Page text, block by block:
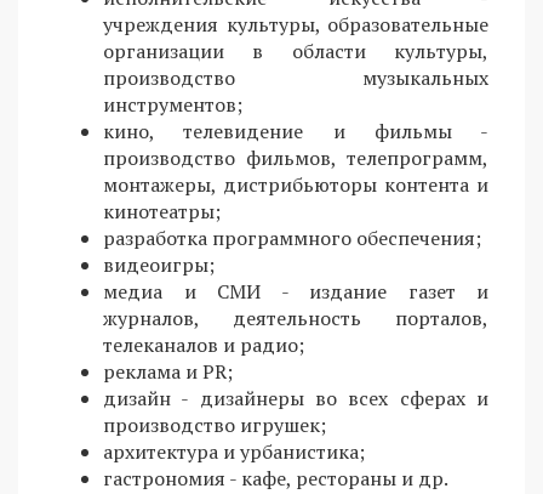
учреждения культуры, образовательные
организации в области культуры,
производство музыкальных
инструментов;
кино, телевидение и фильмы -
производство фильмов, телепрограмм,
монтажеры, дистрибьюторы контента и
кинотеатры;
разработка программного обеспечения;
видеоигры;
медиа и СМИ - издание газет и
журналов, деятельность порталов,
телеканалов и радио;
реклама и PR;
дизайн - дизайнеры во всех сферах и
производство игрушек;
архитектура и урбанистика;
гастрономия - кафе, рестораны и др.